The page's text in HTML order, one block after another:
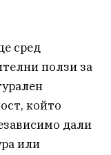
сред
ползи за
който
дали
или